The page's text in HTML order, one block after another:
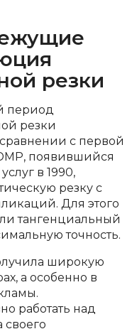
резки
период
резки
с первой
появившийся
в 1990,
резку с
Для этого
тангенциальный
точность.
широкую
а особенно в
работать над